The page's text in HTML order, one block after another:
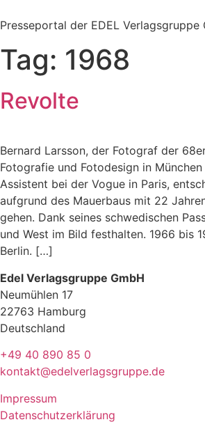
Inhalt
Presseportal der EDEL Verlagsgruppe
Tag: 1968
Revolte
Bernard Larsson, der Fotograf der
Fotografie und Fotodesign in
Assistent bei der Vogue in Paris,
aufgrund des Mauerbaus mit 22
gehen. Dank seines schwedischen
und West im Bild festhalten. 1966 bis
Berlin. […]
Edel Verlagsgruppe GmbH
Neumühlen 17
22763 Hamburg
Deutschland
+49 40 890 85 0
kontakt@edelverlagsgruppe.de
Impressum
Datenschutzerklärung